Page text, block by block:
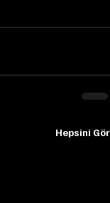
Hepsini Gör